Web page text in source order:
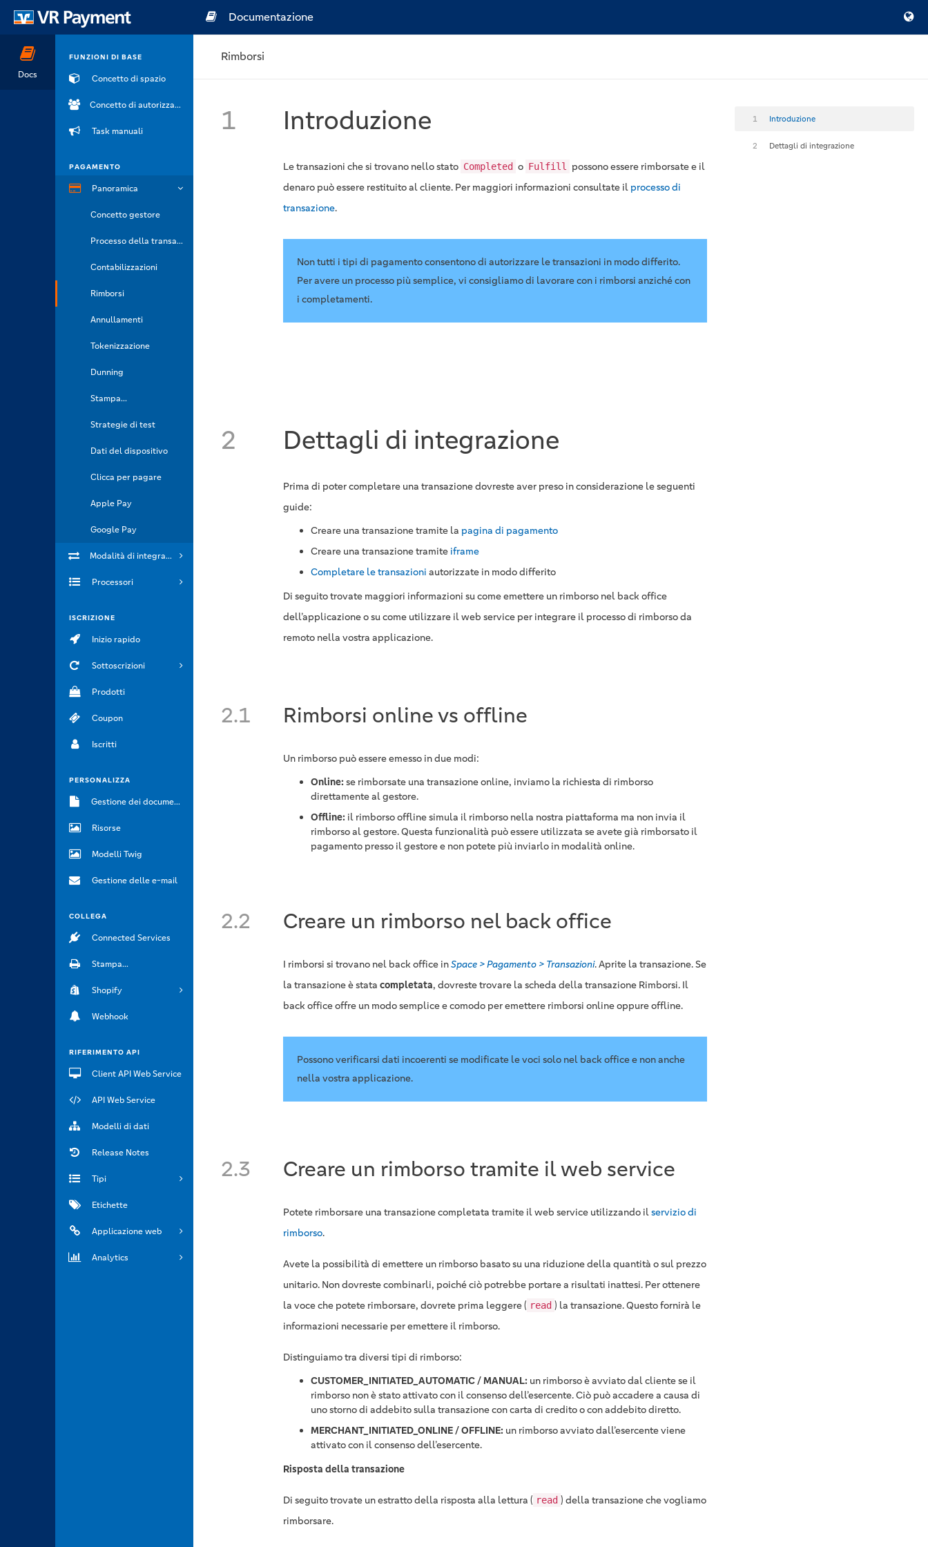
Docs
FUNZIONI DI BASE
Concetto di spazio
Concetto di autorizzazione
Task manuali
PAGAMENTO
Panoramica
Concetto gestore
Processo della transazione
Contabilizzazioni
Rimborsi
Annullamenti
Tokenizzazione
Dunning
Stampa...
Strategie di test
Dati del dispositivo
Clicca per pagare
Apple Pay
Google Pay
Modalità di integrazione
Processori
ISCRIZIONE
Inizio rapido
Sottoscrizioni
Prodotti
Coupon
Iscritti
PERSONALIZZA
Gestione dei documenti
Risorse
Modelli Twig
Gestione delle e-mail
COLLEGA
Connected Services
Stampa...
Shopify
Webhook
RIFERIMENTO API
Client API Web Service
API Web Service
Modelli di dati
Release Notes
Tipi
Etichette
Applicazione web
Analytics
Documentazione
Rimborsi
1 Introduzione
Le transazioni che si trovano nello stato Completed o Fulfill
possono essere rimborsate e il
denaro può essere restituito al cliente. Per maggiori informazioni consultate il processo di
transazione.
Non tutti i tipi di pagamento consentono di autorizzare le transazioni in modo differito.
Per avere un processo più semplice, vi consigliamo di lavorare con i rimborsi anziché con
i completamenti.
2 Dettagli di integrazione
Prima di poter completare una transazione dovreste aver preso in considerazione le seguenti
guide:
Creare una transazione tramite la pagina di pagamento
Creare una transazione tramite iframe
Completare le transazioni autorizzate in modo differito
Di seguito trovate maggiori informazioni su come emettere un rimborso nel back office
dell’applicazione o su come utilizzare il web service per integrare il processo di rimborso da
remoto nella vostra applicazione.
2.1 Rimborsi online vs offline
Un rimborso può essere emesso in due modi:
Online:se rimborsate una transazione online, inviamo la richiesta di rimborso
direttamente al gestore.
Offline: il rimborso offline simula il rimborso nella nostra piattaforma ma non invia il
rimborso al gestore. Questa funzionalità può essere utilizzata se avete già rimborsato il
pagamento presso il gestore e non potete più inviarlo in modalità online.
2.2 Creare un rimborso nel back office
I rimborsi si trovano nel back office inSpace > Pagamento > Transazioni. Aprite la transazione. Se
la transazione è stata completata, dovreste trovare la scheda della transazione Rimborsi. Il
back office offre un modo semplice e comodo per emettere rimborsi online oppure offline.
Possono verificarsi dati incoerenti se modificate le voci solo nel back office e non anche
nella vostra applicazione.
2.3 Creare un rimborso tramite il web service
Potete rimborsare una transazione completata tramite il web service utilizzando ilservizio di
rimborso.
Avete la possibilità di emettere un rimborso basato su una riduzione della quantità o sul prezzo
unitario. Non dovreste combinarli, poiché ciò potrebbe portare a risultati inattesi. Per ottenere
la voce che potete rimborsare, dovrete prima leggere ( read ) la transazione. Questo fornirà le
informazioni necessarie per emettere il rimborso.
Distinguiamo tra diversi tipi di rimborso:
CUSTOMER_INITIATED_AUTOMATIC / MANUAL: un rimborso è avviato dal cliente se il
rimborso non è stato attivato con il consenso dell’esercente. Ciò può accadere a causa di
uno storno di addebito sulla transazione con carta di credito o con addebito diretto.
MERCHANT_INITIATED_ONLINE / OFFLINE: un rimborso avviato dall’esercente viene
attivato con il consenso dell’esercente.
Risposta della transazione
Di seguito trovate un estratto della risposta alla lettura ( read ) della transazione che vogliamo
rimborsare.
1 Introduzione
2 Dettagli di integrazione